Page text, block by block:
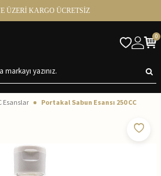
ÜZERİ KARGO ÜCRETSİZ
0
Esanslar Portakal Sabun Esansı 250 CC